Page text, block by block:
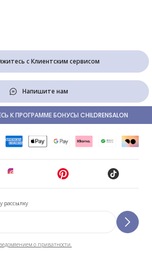
с Клиентским сервисом
Напишите нам
рассылку
о приватности.
К ПРОГРАММЕ БОНУСЫ CHILDRENSALON